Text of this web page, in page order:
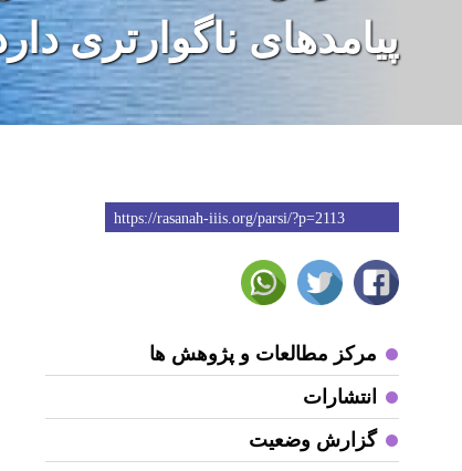
پیامدهای ناگوارتری
https://rasanah-iiis.org/parsi/?p=2113
مرکز مطالعات و پژوهش ها
انتشارات
گزارش وضعیت